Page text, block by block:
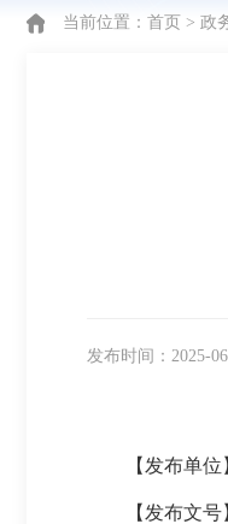
当前位置： 首页 > 政
发布时间：2025-
【发布单位
【发布文号】